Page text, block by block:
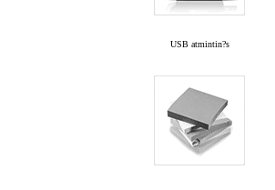
USB atmintin?s